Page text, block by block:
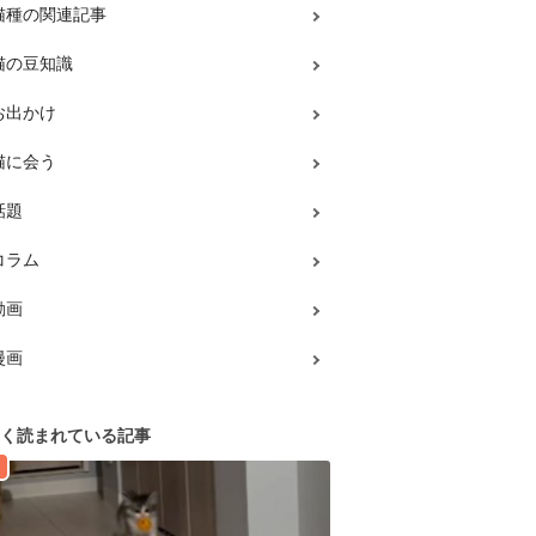
種の関連記事
の豆知識
出かけ
に会う
題
ラム
画
画
読まれている記事